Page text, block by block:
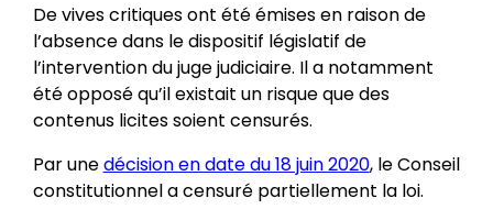
De vives critiques ont été émises en raison de
l’absence dans le dispositif législatif de
l’intervention du juge judiciaire. Il a notamment
été opposé qu’il existait un risque que des
contenus licites soient censurés.
Par unedécision en date du 18 juin 2020, le Conseil
constitutionnel a censuré partiellement la loi.